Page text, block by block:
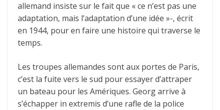
allemand insiste sur le fait que « ce n’est pas une
adaptation, mais l’adaptation d’une idée »-, écrit
en 1944, pour en faire une histoire qui traverse le
temps.
Les troupes allemandes sont aux portes de Paris,
c’est la fuite vers le sud pour essayer d’attraper
un bateau pour les Amériques. Georg arrive à
s’échapper in extremis d’une rafle de la police